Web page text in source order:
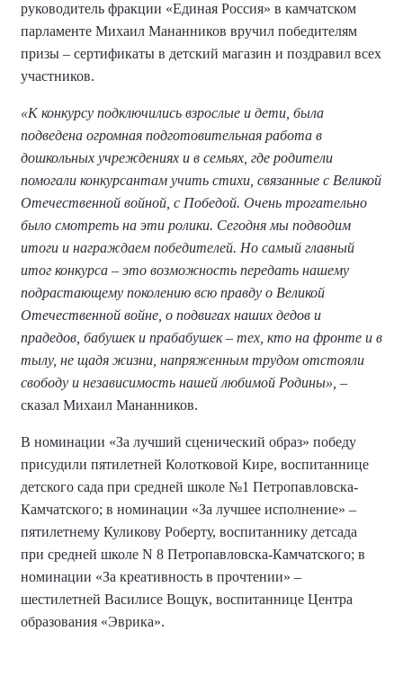
руководитель фракции «Единая Россия» в камчатском
парламенте Михаил Мананников вручил победителям
призы – сертификаты в детский магазин и поздравил всех
участников.
«К конкурсу подключились взрослые и дети, была
подведена огромная подготовительная работа в
дошкольных учреждениях и в семьях, где родители
помогали конкурсантам учить стихи, связанные с Великой
Отечественной войной, с Победой. Очень трогательно
было смотреть на эти ролики. Сегодня мы подводим
итоги и награждаем победителей. Но самый главный
итог конкурса – это возможность передать нашему
подрастающему поколению всю правду о Великой
Отечественной войне, о подвигах наших дедов и
прадедов, бабушек и прабабушек – тех, кто на фронте и в
тылу, не щадя жизни, напряженным трудом отстояли
свободу и независимость нашей любимой Родины», –
сказал Михаил Мананников.
В номинации «За лучший сценический образ» победу
присудили пятилетней Колотковой Кире, воспитаннице
детского сада при средней школе №1 Петропавловска-
Камчатского; в номинации «За лучшее исполнение» –
пятилетнему Куликову Роберту, воспитаннику детсада
при средней школе N 8 Петропавловска-Камчатского; в
номинации «За креативность в прочтении» –
шестилетней Василисе Вощук, воспитаннице Центра
образования «Эврика».